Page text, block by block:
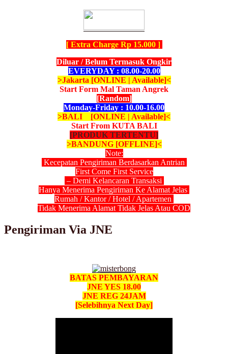
[ Extra Charge Rp 15.000 ]
Diluar / Belum Termasuk Ongkir
EVERYDAY : 08.00-20.00
>Jakarta [ONLINE | Available]<
Start Form Mal Taman Angrek
[Random]
Monday-Friday : 10.00-16.00
>BALI [ONLINE | Available]<
Start From KUTA BALI
[PRODUK TERTENTU]
>BANDUNG [OFFLINE]<
Note:
Kecepatan Pengiriman Berdasarkan Antrian
First Come First Service
– Demi Kelancaran Transaksi
Hanya Menerima Pengiriman Ke Alamat Jelas
Rumah / Kantor / Hotel / Apartemen
Tidak Menerima Alamat Tidak Jelas Atau COD
Pengiriman Via JNE
BATAS PEMBAYARAN
JNE YES 18.00
JNE REG 24JAM
[Selebihnya Next Day]